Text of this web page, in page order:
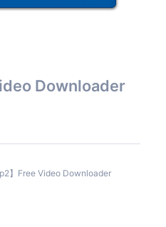
Downloader
】Free Video Downloader